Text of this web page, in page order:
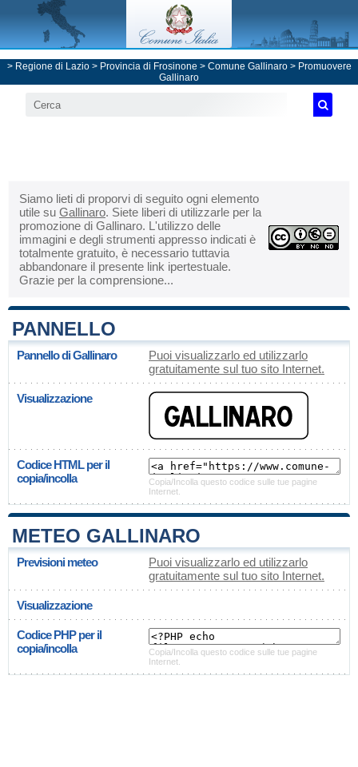
> Regione di Lazio> Provincia di Frosinone > Comune Gallinaro> Promuovere
Gallinaro
Siamo lieti di proporvi di seguito ogni elemento
utile su Gallinaro. Siete liberi di utilizzarle per la
promozione di Gallinaro. L'utilizzo delle
immagini e degli strumenti appresso indicati è
totalmente gratuito, è necessario tuttavia
abbandonare il presente link ipertestuale.
Grazie per la comprensione...
PANNELLO
Pannello di Gallinaro
Puoi visualizzarlo ed utilizzarlo
gratuitamente sul tuo sito Internet.
Visualizzazione
Codice HTML per il
copia/incolla
Copia/Incolla questo codice sulle tue pagine
Internet.
METEO GALLINARO
Previsioni meteo
Puoi visualizzarlo ed utilizzarlo
gratuitamente sul tuo sito Internet.
Visualizzazione
Codice PHP per il
copia/incolla
Copia/Incolla questo codice sulle tue pagine
Internet.